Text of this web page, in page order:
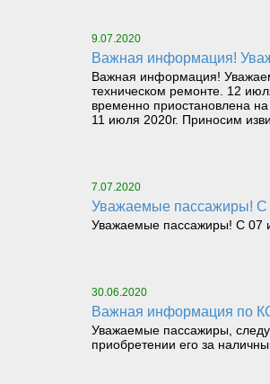
9.07.2020
Важная информация!
Важная информация!
техническом ремонте. 12
временно приостановлена
11 июля 2020г. Приносим
7.07.2020
Уважаемые пассажиры! С
Уважаемые пассажиры! С 07
30.06.2020
Важная информация по
Уважаемые пассажиры,
приобретении его за